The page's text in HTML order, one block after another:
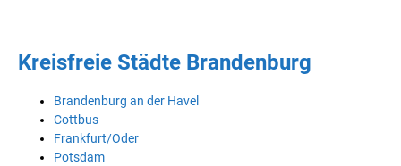
Kreisfreie Städte Brandenburg
Brandenburg an der Havel
Cottbus
Frankfurt/Oder
Potsdam